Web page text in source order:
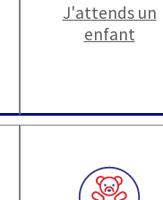
J'attends un
enfant